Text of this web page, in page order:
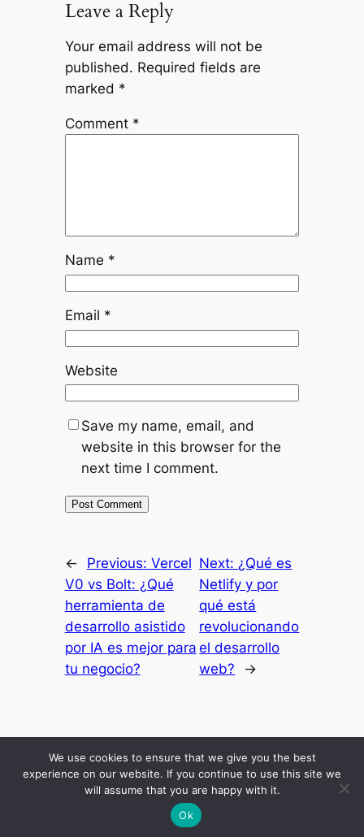
Leave a Reply
Your email address will not be
published. Required fields are
marked *
Comment *
Name *
Email *
Website
Save my name, email, and
website in this browser for the
next time I comment.
← Previous: Vercel
V0 vs Bolt: ¿Qué
herramienta de
desarrollo asistido
por IA es mejor para
tu negocio?
Next: ¿Qué es
Netlify y por
qué está
revolucionando
el desarrollo
web?
→
ResultadosMis SecretosBlog EconomicoPodcastAbout Me
Comunidad
We use cookies to ensure that we give you the best
experience on our website. If you continue to use this site we
will assume that you are happy with it.
Ok